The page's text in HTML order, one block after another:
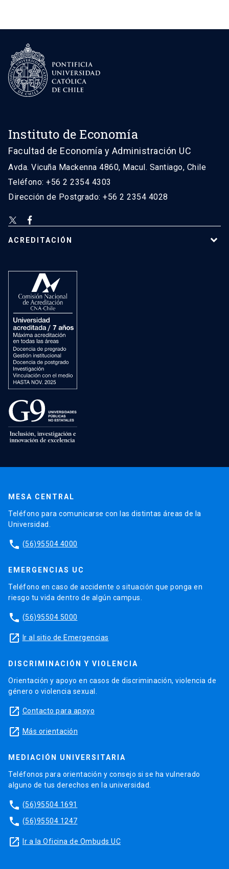
Instituto de Economía
Facultad de Economía y Administración UC
Avda. Vicuña Mackenna 4860, Macul. Santiago, Chile
Teléfono: +56 2 2354 4303
Dirección de Postgrado: +56 2 2354 4028
ACREDITACIÓN
MESA CENTRAL
Teléfono para comunicarse con las distintas áreas de la
Universidad.
phone (56)95504 4000
EMERGENCIAS UC
Teléfono en caso de accidente o situación que ponga en
riesgo tu vida dentro de algún campus.
phone (56)95504 5000
launch Ir al sitio de Emergencias
DISCRIMINACIÓN Y VIOLENCIA
Orientación y apoyo en casos de discriminación, violencia de
género o violencia sexual.
launch Contacto para apoyo
launch Más orientación
MEDIACIÓN UNIVERSITARIA
Teléfonos para orientación y consejo si se ha vulnerado
alguno de tus derechos en la universidad.
phone (56)95504 1691
phone (56)95504 1247
launch Ir a la Oficina de Ombuds UC